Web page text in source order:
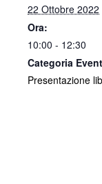
22 Ottobre 2022
Ora:
10:00 - 12:30
Categoria
Presentazione